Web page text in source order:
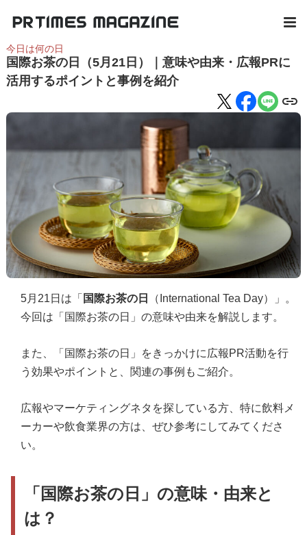
今日は何の日
国際お茶の日（5月21日）｜意味や由来・広報PRに
活用するポイントと事例を紹介
5月21日は「 国際お茶の日
（International Tea Day）」。
今回は「国際お茶の日」の意味や由来を解説します。
また、「国際お茶の日」をきっかけに広報PR活動を行
う効果やポイントと、関連の事例もご紹介。
広報やマーケティングネタを探している方、特に飲料メ
ーカーや飲食業界の方は、ぜひ参考にしてみてくださ
い。
「国際お茶の日」の意味・由来と
は？